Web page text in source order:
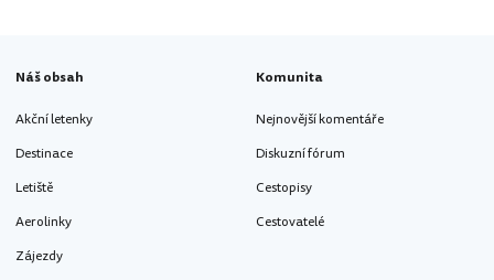
Náš obsah
Akční letenky
Destinace
Letiště
Aerolinky
Zájezdy
Komunita
Nejnovější komentáře
Diskuzní fórum
Cestopisy
Cestovatelé